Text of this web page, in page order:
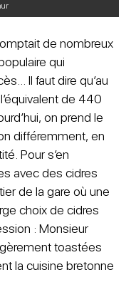
de nombreux
qui
Il faut dire qu’au
de 440
on prend le
différemment, en
Pour s’en
avec des cidres
de la gare où une
choix de cidres
: Monsieur
toastées
la cuisine bretonne